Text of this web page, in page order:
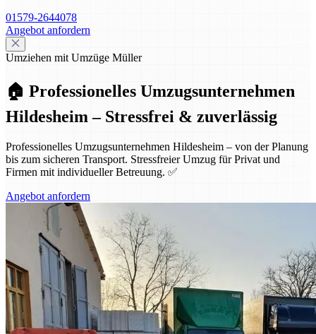
01579-2644078
Angebot anfordern
Umziehen mit Umzüge Müller
🏠 Professionelles Umzugsunternehmen
Hildesheim – Stressfrei & zuverlässig
Professionelles Umzugsunternehmen Hildesheim – von der Planung
bis zum sicheren Transport. Stressfreier Umzug für Privat und
Firmen mit individueller Betreuung. ✅
Angebot anfordern